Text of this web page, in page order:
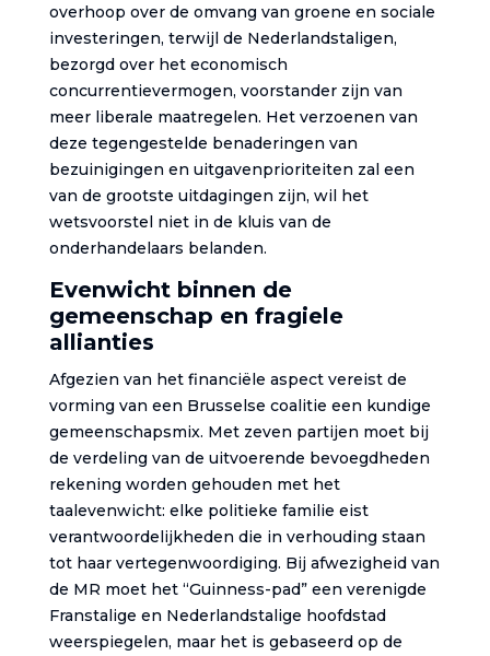
overhoop over de omvang van groene en sociale
investeringen, terwijl de Nederlandstaligen,
bezorgd over het economisch
concurrentievermogen, voorstander zijn van
meer liberale maatregelen. Het verzoenen van
deze tegengestelde benaderingen van
bezuinigingen en uitgavenprioriteiten zal een
van de grootste uitdagingen zijn, wil het
wetsvoorstel niet in de kluis van de
onderhandelaars belanden.
Evenwicht binnen de
gemeenschap en fragiele
allianties
Afgezien van het financiële aspect vereist de
vorming van een Brusselse coalitie een kundige
gemeenschapsmix. Met zeven partijen moet bij
de verdeling van de uitvoerende bevoegdheden
rekening worden gehouden met het
taalevenwicht: elke politieke familie eist
verantwoordelijkheden die in verhouding staan
tot haar vertegenwoordiging. Bij afwezigheid van
de MR moet het “Guinness-pad” een verenigde
Franstalige en Nederlandstalige hoofdstad
weerspiegelen, maar het is gebaseerd op de